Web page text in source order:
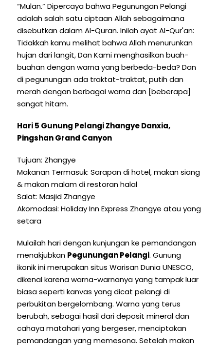
“Mulan.” Dipercaya bahwa Pegunungan Pelangi
adalah salah satu ciptaan Allah sebagaimana
disebutkan dalam Al-Quran. Inilah ayat Al-Qur'an:
Tidakkah kamu melihat bahwa Allah menurunkan
hujan dari langit, Dan Kami menghasilkan buah-
buahan dengan warna yang berbeda-beda? Dan
di pegunungan ada traktat-traktat, putih dan
merah dengan berbagai warna dan [beberapa]
sangat hitam.
Hari 5 Gunung Pelangi Zhangye Danxia,
Pingshan Grand Canyon
Tujuan: Zhangye
Makanan Termasuk: Sarapan di hotel, makan siang
& makan malam di restoran halal
Salat: Masjid Zhangye
Akomodasi: Holiday Inn Express Zhangye atau yang
setara
Mulailah hari dengan kunjungan ke pemandangan
menakjubkan Pegunungan Pelangi. Gunung
ikonik ini merupakan situs Warisan Dunia UNESCO,
dikenal karena warna-warnanya yang tampak luar
biasa seperti kanvas yang dicat pelangi di
perbukitan bergelombang. Warna yang terus
berubah, sebagai hasil dari deposit mineral dan
cahaya matahari yang bergeser, menciptakan
pemandangan yang memesona. Setelah makan